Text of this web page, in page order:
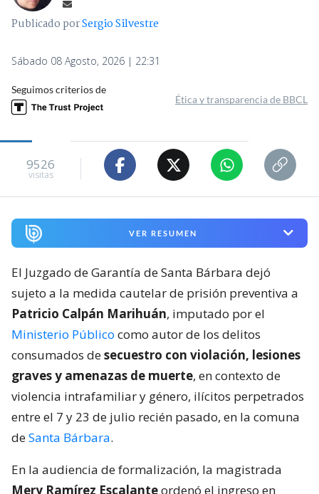
Publicado porSergio Silvestre
Sábado 08 Agosto, 2026 | 22:31
Seguimos criterios de
Ética y transparencia de BBCL
9526
visitas
VER RESUMEN
El Juzgado de Garantía de Santa Bárbara dejó
sujeto a la medida cautelar de prisión preventiva a
Patricio Calpán Marihuán, imputado por el
Ministerio Público como autor de los delitos
consumados desecuestro con violación, lesiones
graves y amenazas de muerte, en contexto de
violencia intrafamiliar y género, ilícitos perpetrados
entre el 7 y 23 de julio recién pasado, en la comuna
deSanta Bárbara.
En la audiencia de formalización, la magistrada
Mery Ramírez Escalanteordenó el ingreso en